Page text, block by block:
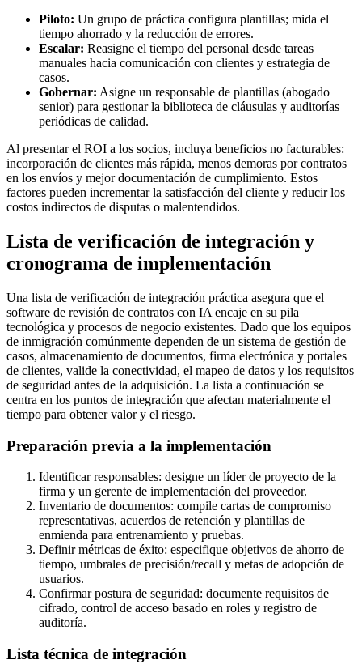
Piloto: Un grupo de práctica configura plantillas; mida el
tiempo ahorrado y la reducción de errores.
Escalar: Reasigne el tiempo del personal desde tareas
manuales hacia comunicación con clientes y estrategia de
casos.
Gobernar: Asigne un responsable de plantillas (abogado
senior) para gestionar la biblioteca de cláusulas y auditorías
periódicas de calidad.
Al presentar el ROI a los socios, incluya beneficios no facturables:
incorporación de clientes más rápida, menos demoras por contratos
en los envíos y mejor documentación de cumplimiento. Estos
factores pueden incrementar la satisfacción del cliente y reducir los
costos indirectos de disputas o malentendidos.
Lista de verificación de integración y
cronograma de implementación
Una lista de verificación de integración práctica asegura que el
software de revisión de contratos con IA encaje en su pila
tecnológica y procesos de negocio existentes. Dado que los equipos
de inmigración comúnmente dependen de un sistema de gestión de
casos, almacenamiento de documentos, firma electrónica y portales
de clientes, valide la conectividad, el mapeo de datos y los requisitos
de seguridad antes de la adquisición. La lista a continuación se
centra en los puntos de integración que afectan materialmente el
tiempo para obtener valor y el riesgo.
Preparación previa a la implementación
Identificar responsables: designe un líder de proyecto de la
firma y un gerente de implementación del proveedor.
Inventario de documentos: compile cartas de compromiso
representativas, acuerdos de retención y plantillas de
enmienda para entrenamiento y pruebas.
Definir métricas de éxito: especifique objetivos de ahorro de
tiempo, umbrales de precisión/recall y metas de adopción de
usuarios.
Confirmar postura de seguridad: documente requisitos de
cifrado, control de acceso basado en roles y registro de
auditoría.
Lista técnica de integración